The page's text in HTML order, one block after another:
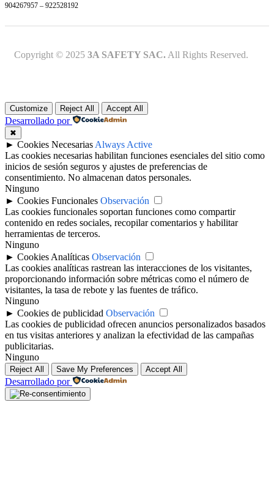
904267957 – 922528192
Copyright © 2025 3A SAFETY SAC. All Rights Reserved.
Customize Reject All Accept All
Desarrollado por
✖
► Cookies Necesarias Always Active
Las cookies necesarias habilitan funciones esenciales del sitio como
inicios de sesión seguros y ajustes de preferencias de
consentimiento. No almacenan datos personales.
Ninguno
► Cookies Funcionales Observación
Las cookies funcionales soportan funciones como compartir
contenido en redes sociales, recopilar comentarios y habilitar
herramientas de terceros.
Ninguno
► Cookies Analíticas Observación
Las cookies analíticas rastrean las interacciones de los visitantes,
proporcionando información sobre métricas como el número de
visitantes, la tasa de rebote y las fuentes de tráfico.
Ninguno
► Cookies de publicidad Observación
Las cookies de publicidad ofrecen anuncios personalizados basados
en tus visitas anteriores y analizan la efectividad de las campañas
publicitarias.
Ninguno
Reject All Save My Preferences Accept All
Desarrollado por